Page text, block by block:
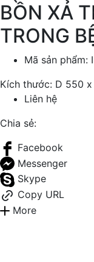
BỒN XẢ
TRONG
Mã sản phẩm:
Kích thước: D 550
Liên hệ
Chia sẻ:
Facebook
Messenger
Skype
Copy URL
More